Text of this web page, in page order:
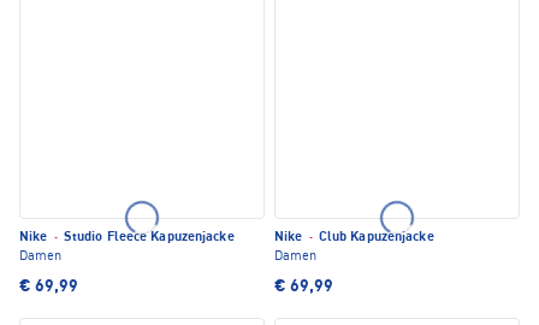
Nike · Studio Fleece Kapuzenjacke
Damen
€ 69,99
Nike · Club Kapuzenjacke
Damen
€ 69,99